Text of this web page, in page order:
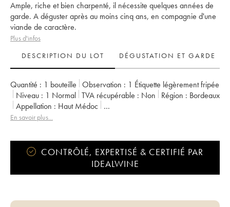
Ample, riche et bien charpenté, il nécessite quelques années de
garde. A déguster après au moins cinq ans, en compagnie d'une
viande de caractère.
Plus d'infos
DESCRIPTION DU LOT
DÉGUSTATION ET GARDE
Quantité : 1 bouteille Observation : 1 Étiquette légèrement fripée
Niveau : 1 Normal TVA récupérable : non Région :
Bordeaux
Appellation :
Haut Médoc
Classement :
En savoir plus...
CONTRÔLÉ, EXPERTISÉ & CERTIFIÉ PAR
IDEALWINE